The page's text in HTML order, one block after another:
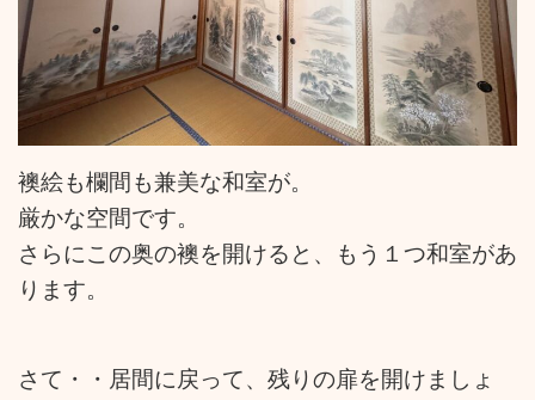
襖絵も欄間も兼美な和室が。
厳かな空間です。
さらにこの奥の襖を開けると、もう１つ和室があ
ります。
さて・・居間に戻って、残りの扉を開けましょ